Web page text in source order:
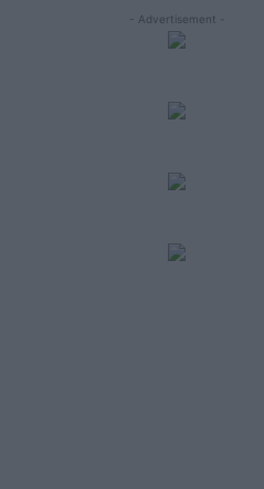
- Advertisement -